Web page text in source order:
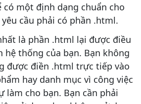
có một định dạng chuẩn cho
cầu phải có phần .html.
là phần .html lại được điều
hệ thống của bạn. Bạn không
được điền .html trực tiếp vào
hay danh mục vì công việc
làm cho bạn. Bạn cần phải